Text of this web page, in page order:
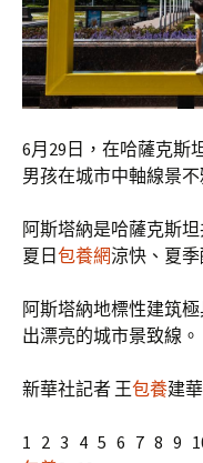
6月29日，在哈薩克斯
男孩在城市中軸線景不
阿斯塔納是哈薩克斯
夏日包養網涼快、夏
阿斯塔納地標性建筑
出漂亮的城市景致線。
新華社記者 王包養建
1 2 3 4 5 6 7 8 9